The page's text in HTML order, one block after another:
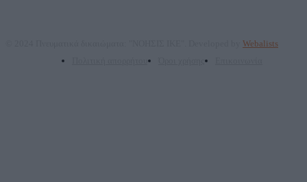
Webalists